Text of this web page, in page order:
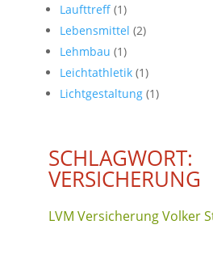
Laufttreff (1)
Lebensmittel (2)
Lehmbau (1)
Leichtathletik (1)
Lichtgestaltung (1)
SCHLAGWORT:
VERSICHERUNG
LVM Versicherung Volker